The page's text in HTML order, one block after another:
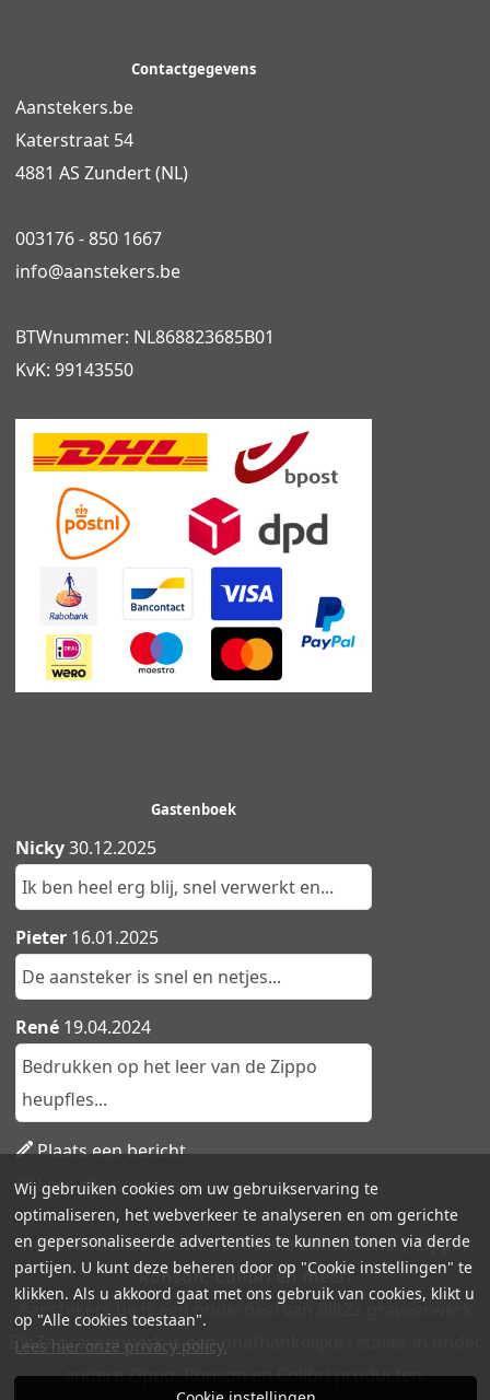
Contactgegevens
Aanstekers.be
Katerstraat 54
4881 AS Zundert (NL)
003176 - 850 1667
info@aanstekers.be
BTWnummer: NL868823685B01
KvK: 99143550
Gastenboek
Nicky30.12.2025
Ik ben heel erg blij, snel verwerkt en...
Pieter 16.01.2025
De aansteker is snel en netjes...
René 19.04.2024
Bedrukken op het leer van de Zippo
heupfles...
Plaats een bericht
Lees alle berichten
Aanstekers.be - Ruime collectie aanstekers | Zippo,
Ronson, Colibri en meer!
Aanstekers.be is een onderdeel van BlitZz graveerwerk.
BlitZz graveerwerk is een onafhankelijke retailer in onder
andere Zippo, Ronson en Colibri producten.
Wij gebruiken cookies om uw gebruikservaring te
optimaliseren, het webverkeer te analyseren en om gerichte
en gepersonaliseerde advertenties te kunnen tonen via derde
partijen. U kunt deze beheren door op "Cookie instellingen" te
klikken. Als u akkoord gaat met ons gebruik van cookies, klikt u
op "Alle cookies toestaan".
Lees hier onze privacy policy.